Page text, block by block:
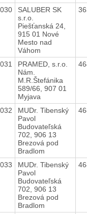
SALUBER SK
s.r.o.
Piešťanská 24,
915 01 Nové
Mesto nad
Váhom
PRAMED, s.r.o.
Nám.
M.R.Štefánika
589/66, 907 01
Myjava
MUDr. Tibenský
Pavol
Budovateľská
702, 906 13
Brezová pod
Bradlom
MUDr. Tibenský
Pavol
Budovateľská
702, 906 13
Brezová pod
Bradlom